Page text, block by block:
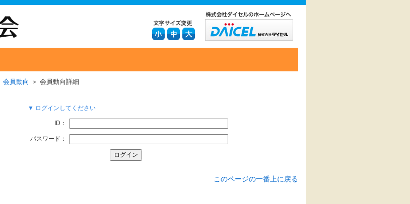
会員動向 ＞ 会員動向詳細
▼ ログインしてください
ID：
パスワード：
このページの一番上に戻る